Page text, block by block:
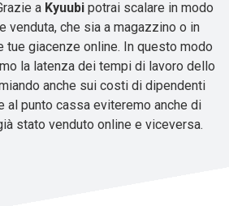
a Kyuubipotrai scalare in modo
venduta, che sia a magazzino o in
tue giacenze online. In questo modo
la latenza dei tempi di lavoro dello
anche sui costi di dipendenti
al punto cassa eviteremo anche di
stato venduto online e viceversa.